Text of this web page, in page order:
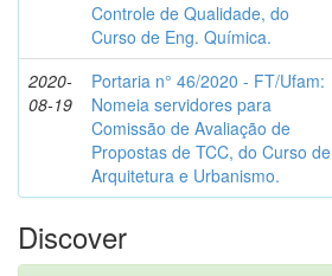
Controle de Qualidade, do
Curso de Eng. Química.
2020-
08-19
Portaria n° 46/2020 - FT/Ufam:
Nomeia servidores para
Comissão de Avaliação de
Propostas de TCC, do Curso de
Arquitetura e Urbanismo.
Discover